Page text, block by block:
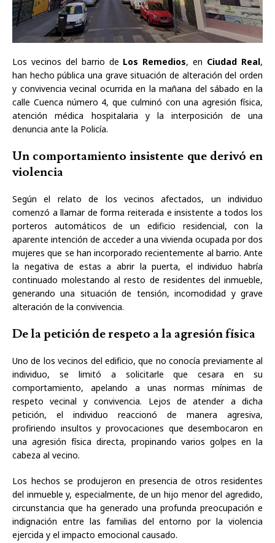
Los vecinos del barrio de Los Remedios, en Ciudad Real,
han hecho pública una grave situación de alteración del orden
y convivencia vecinal ocurrida en la mañana del sábado en la
calle Cuenca número 4, que culminó con una agresión física,
atención médica hospitalaria y la interposición de una
denuncia ante la Policía.
Un comportamiento insistente que derivó en
violencia
Según el relato de los vecinos afectados, un individuo
comenzó a llamar de forma reiterada e insistente a todos los
porteros automáticos de un edificio residencial, con la
aparente intención de acceder a una vivienda ocupada por dos
mujeres que se han incorporado recientemente al barrio. Ante
la negativa de estas a abrir la puerta, el individuo habría
continuado molestando al resto de residentes del inmueble,
generando una situación de tensión, incomodidad y grave
alteración de la convivencia.
De la petición de respeto a la agresión física
Uno de los vecinos del edificio, que no conocía previamente al
individuo, se limitó a solicitarle que cesara en su
comportamiento, apelando a unas normas mínimas de
respeto vecinal y convivencia. Lejos de atender a dicha
petición, el individuo reaccionó de manera agresiva,
profiriendo insultos y provocaciones que desembocaron en
una agresión física directa, propinando varios golpes en la
cabeza al vecino.
Los hechos se produjeron en presencia de otros residentes
del inmueble y, especialmente, de un hijo menor del agredido,
circunstancia que ha generado una profunda preocupación e
indignación entre las familias del entorno por la violencia
ejercida y el impacto emocional causado.